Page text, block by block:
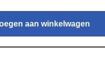
aan winkelwagen